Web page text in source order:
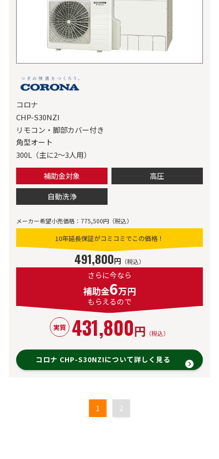
コロナ
CHP-S30NZI
リモコン・脚部カバー付き
角型オート
300L（主に2～3人用）
補助金対象
高圧
自動洗浄
メーカー希望小売価格：775,500円（税込）
10年延長保証がコミコミでこの価格！
491,800円 （税込）
さらに今なら
補助金6万円
もらえるので
実質 431,800円 （税込）
コロナ CHP-S30NZIについて詳しく見る
1 2